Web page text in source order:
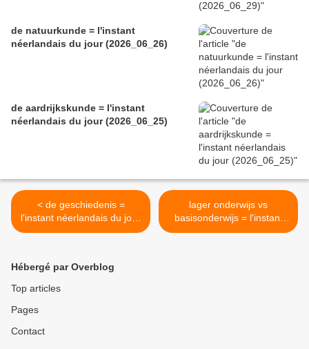
de natuurkunde = l'instant
néerlandais du jour (2026_06_26)
de aardrijkskunde = l'instant
néerlandais du jour (2026_06_25)
< de geschiedenis =
l'instant néerlandais du jour
(2026_03_04)
lager onderwijs vs
basisonderwijs = l'instant
néerlandais du jour
Hébergé par Overblog
Top articles
Pages
Contact